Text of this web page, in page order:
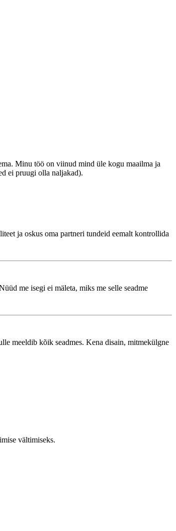
Minu töö on viinud mind üle kogu maailma ja
ei pruugi olla naljakad).
ja oskus oma partneri tundeid eemalt kontrollida
me isegi ei mäleta, miks me selle seadme
meeldib kõik seadmes. Kena disain, mitmekülgne
vältimiseks.